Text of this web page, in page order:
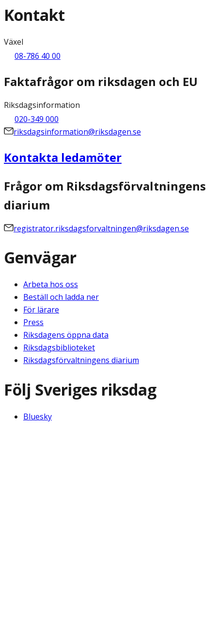
Kontakt
Växel
08-786 40 00
Faktafrågor om riksdagen och EU
Riksdagsinformation
020-349 000
riksdagsinformation@riksdagen.se
Kontakta ledamöter
Frågor om Riksdagsförvaltningens
diarium
registrator.riksdagsforvaltningen@riksdagen.se
Genvägar
Arbeta hos oss
Beställ och ladda ner
För lärare
Press
Riksdagens öppna data
Riksdagsbiblioteket
Riksdagsförvaltningens diarium
Följ Sveriges riksdag
Bluesky